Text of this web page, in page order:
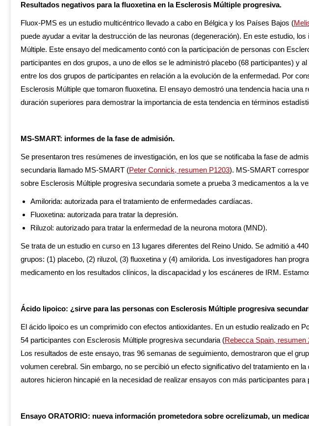
Resultados negativos para la fluoxetina en la Esclerosis Múltiple progresiva.
Fluox-PMS es un estudio multicéntrico llevado a cabo en Bélgica y los Países Bajos (
puede ayudar a evitar la destrucción de las neuronas (degeneración). En este estudio,
Múltiple. Este ensayo del medicamento contó con la participación de personas con
participantes en dos grupos, a uno de ellos se le administró placebo (68 participantes) y
entre los dos grupos de participantes en relación a la evolución de la enfermedad. Por
Esclerosis Múltiple que tomaron fluoxetina. El ensayo demostró una tendencia hacia
duración superiores para demostrar la importancia de esta tendencia en términos
MS-SMART: informes de la fase de admisión.
Se presentaron tres resúmenes de investigación, en los que se notificaba la fase de
secundaria llamado MS-SMART (Peter Connick, resumen P1203). MS-SMART
sobre Esclerosis Múltiple progresiva secundaria somete a prueba 3 medicamentos a la
Amilorida: autorizada para el tratamiento de enfermedades cardíacas.
Fluoxetina: autorizada para tratar la depresión.
Riluzol: autorizado para tratar la enfermedad de la neurona motora (MND).
Se trata de un estudio en curso en 13 lugares diferentes del Reino Unido. Se admitió a
grupos: (1) placebo, (2) riluzol, (3) fluoxetina y (4) amilorida. Los investigadores han
medicamento en los resultados clínicos, la discapacidad y los escáneres de IRM.
Ácido lipoico: ¿sirve para las personas con Esclerosis Múltiple progresiva
El ácido lipoico es un comprimido con efectos antioxidantes. En un estudio realizado en
54 participantes con Esclerosis Múltiple progresiva secundaria (Rebecca Spain, resumen
Los resultados de este ensayo, tras 96 semanas de seguimiento, demostraron que el
volumen cerebral. Sin embargo, no se percibió un efecto significativo del tratamiento en
autores hicieron hincapié en la necesidad de realizar ensayos con más participantes
Ensayo ORATORIO: nueva información prometedora sobre ocrelizumab, un